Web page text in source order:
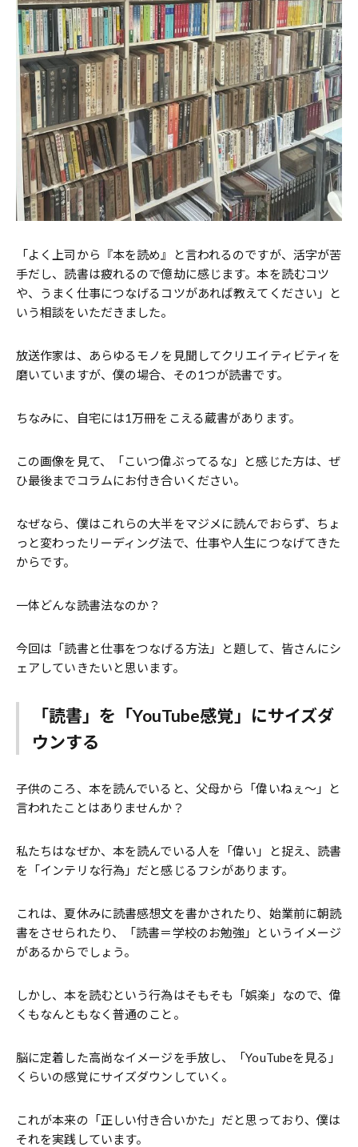
「よく上司から『本を読め』と言われるのですが、活字が苦
手だし、読書は疲れるので億劫に感じます。本を読むコツ
や、うまく仕事につなげるコツがあれば教えてください」と
いう相談をいただきました。
放送作家は、あらゆるモノを見聞してクリエイティビティを
磨いていますが、僕の場合、その1つが読書です。
ちなみに、自宅には1万冊をこえる蔵書があります。
この画像を見て、「こいつ偉ぶってるな」と感じた方は、ぜ
ひ最後までコラムにお付き合いください。
なぜなら、僕はこれらの大半をマジメに読んでおらず、ちょ
っと変わったリーディング法で、仕事や人生につなげてきた
からです。
一体どんな読書法なのか？
今回は「読書と仕事をつなげる方法」と題して、皆さんにシ
ェアしていきたいと思います。
「読書」を「YouTube感覚」にサイズダ
ウンする
子供のころ、本を読んでいると、父母から「偉いねぇ～」と
言われたことはありませんか？
私たちはなぜか、本を読んでいる人を「偉い」と捉え、読書
を「インテリな行為」だと感じるフシがあります。
これは、夏休みに読書感想文を書かされたり、始業前に朝読
書をさせられたり、「読書＝学校のお勉強」というイメージ
があるからでしょう。
しかし、本を読むという行為はそもそも「娯楽」なので、偉
くもなんともなく普通のこと。
脳に定着した高尚なイメージを手放し、「YouTubeを見る」
くらいの感覚にサイズダウンしていく。
これが本来の「正しい付き合いかた」だと思っており、僕は
それを実践しています。